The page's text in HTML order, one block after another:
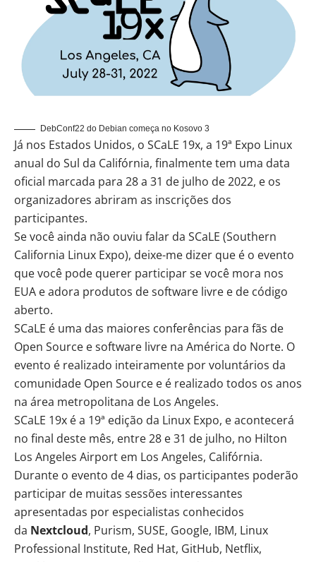
DebConf22 do Debian começa no Kosovo 3
Já nos Estados Unidos, o SCaLE 19x, a 19ª Expo Linux
anual do Sul da Califórnia, finalmente tem uma data
oficial marcada para 28 a 31 de julho de 2022, e os
organizadores abriram as inscrições dos
participantes.
Se você ainda não ouviu falar da SCaLE (Southern
California Linux Expo), deixe-me dizer que é o evento
que você pode querer participar se você mora nos
EUA e adora produtos de software livre e de código
aberto.
SCaLE é uma das maiores conferências para fãs de
Open Source e software livre na América do Norte. O
evento é realizado inteiramente por voluntários da
comunidade Open Source e é realizado todos os anos
na área metropolitana de Los Angeles.
SCaLE 19x é a 19ª edição da Linux Expo, e acontecerá
no final deste mês, entre 28 e 31 de julho, no Hilton
Los Angeles Airport em Los Angeles, Califórnia.
Durante o evento de 4 dias, os participantes poderão
participar de muitas sessões interessantes
apresentadas por especialistas conhecidos
da Nextcloud, Purism, SUSE, Google, IBM, Linux
Professional Institute, Red Hat, GitHub, Netflix,